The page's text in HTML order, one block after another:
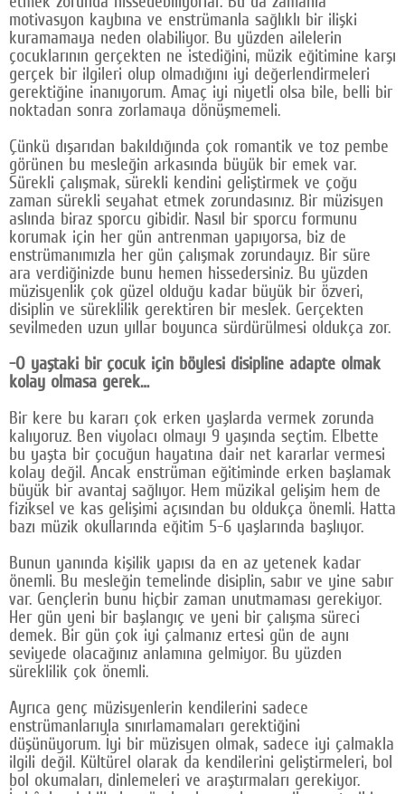
motivasyon kaybına ve enstrümanla sağlıklı bir ilişki
kuramamaya neden olabiliyor. Bu yüzden ailelerin
çocuklarının gerçekten ne istediğini, müzik eğitimine karşı
gerçek bir ilgileri olup olmadığını iyi değerlendirmeleri
gerektiğine inanıyorum. Amaç iyi niyetli olsa bile, belli bir
noktadan sonra zorlamaya dönüşmemeli.
Çünkü dışarıdan bakıldığında çok romantik ve toz pembe
görünen bu mesleğin arkasında büyük bir emek var.
Sürekli çalışmak, sürekli kendini geliştirmek ve çoğu
zaman sürekli seyahat etmek zorundasınız. Bir müzisyen
aslında biraz sporcu gibidir. Nasıl bir sporcu formunu
korumak için her gün antrenman yapıyorsa, biz de
enstrümanımızla her gün çalışmak zorundayız. Bir süre
ara verdiğinizde bunu hemen hissedersiniz. Bu yüzden
müzisyenlik çok güzel olduğu kadar büyük bir özveri,
disiplin ve süreklilik gerektiren bir meslek. Gerçekten
sevilmeden uzun yıllar boyunca sürdürülmesi oldukça zor.
-O yaştaki bir çocuk için böylesi disipline adapte olmak
kolay olmasa gerek…
Bir kere bu kararı çok erken yaşlarda vermek zorunda
kalıyoruz. Ben viyolacı olmayı 9 yaşında seçtim. Elbette
bu yaşta bir çocuğun hayatına dair net kararlar vermesi
kolay değil. Ancak enstrüman eğitiminde erken başlamak
büyük bir avantaj sağlıyor. Hem müzikal gelişim hem de
fiziksel ve kas gelişimi açısından bu oldukça önemli. Hatta
bazı müzik okullarında eğitim 5-6 yaşlarında başlıyor.
Bunun yanında kişilik yapısı da en az yetenek kadar
önemli. Bu mesleğin temelinde disiplin, sabır ve yine sabır
var. Gençlerin bunu hiçbir zaman unutmaması gerekiyor.
Her gün yeni bir başlangıç ve yeni bir çalışma süreci
demek. Bir gün çok iyi çalmanız ertesi gün de aynı
seviyede olacağınız anlamına gelmiyor. Bu yüzden
süreklilik çok önemli.
Ayrıca genç müzisyenlerin kendilerini sadece
enstrümanlarıyla sınırlamamaları gerektiğini
düşünüyorum. İyi bir müzisyen olmak, sadece iyi çalmakla
ilgili değil. Kültürel olarak da kendilerini geliştirmeleri, bol
bol okumaları, dinlemeleri ve araştırmaları gerekiyor.